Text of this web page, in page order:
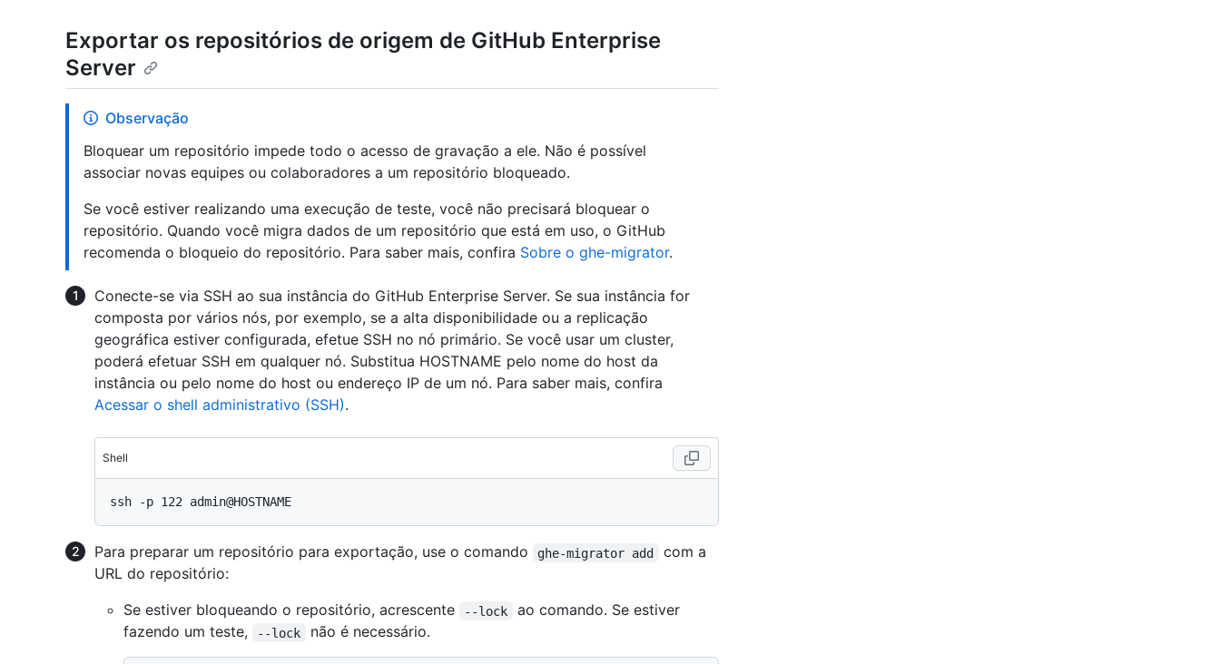
Exportar os repositórios de origem de GitHub Enterprise
Server
Observação
Bloquear um repositório impede todo o acesso de gravação a ele. Não é possível
associar novas equipes ou colaboradores a um repositório bloqueado.
Se você estiver realizando uma execução de teste, você não precisará bloquear o
repositório. Quando você migra dados de um repositório que está em uso, o GitHub
recomenda o bloqueio do repositório. Para saber mais, confira Sobre o ghe-migrator.
Conecte-se via SSH ao sua instância do GitHub Enterprise Server. Se sua instância for
composta por vários nós, por exemplo, se a alta disponibilidade ou a replicação
geográfica estiver configurada, efetue SSH no nó primário. Se você usar um cluster,
poderá efetuar SSH em qualquer nó. Substitua HOSTNAME pelo nome do host da
instância ou pelo nome do host ou endereço IP de um nó. Para saber mais, confira
Acessar o shell administrativo (SSH).
Shell
Para preparar um repositório para exportação, use o comando ghe-migrator add
com a
URL do repositório:
Se estiver bloqueando o repositório, acrescente
--lock
ao comando. Se estiver
fazendo um teste,
--lock não é necessário.